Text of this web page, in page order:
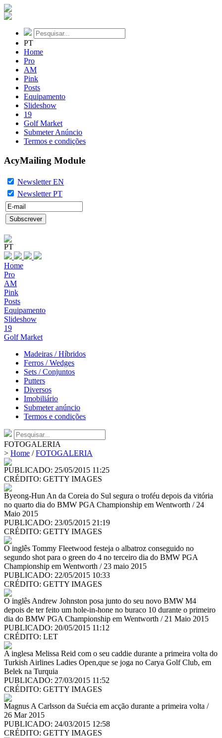
PT
Home
Pro
AM
Pink
Posts
Equipamento
Slideshow
19
Golf Market
Submeter Anúncio
Termos e condições
AcyMailing Module
Newsletter EN
Newsletter PT
PT
Home
Pro
AM
Pink
Posts
Equipamento
Slideshow
19
Golf Market
Madeiras / Híbridos
Ferros / Wedges
Sets / Conjuntos
Putters
Diversos
Imobiliário
Submeter anúncio
Termos e condições
FOTOGALERIA
> Home /FOTOGALERIA
PUBLICADO: 25/05/2015 11:25
CRÉDITO: GETTY IMAGES
Byeong-Hun An da Coreia do Sul segura o troféu depois da vitória
no quarto dia do BMW PGA Championship em Wentworth / 24
Maio 2015
PUBLICADO: 23/05/2015 21:19
CRÉDITO: GETTY IMAGES
O inglês Tommy Fleetwood festeja o albatroz conseguido no
segundo shot para o green do 4 no terceiro dia do BMW PGA
Championship em Wentworth / 23 maio 2015
PUBLICADO: 22/05/2015 10:33
CRÉDITO: GETTY IMAGES
O inglês Andrew Johnston posa junto do seu novo BMW M4
depois de ter feito um hole-in-hone no buraco 10 durante o primeiro
dia do BMW PGA Championship em Wentworth / 21 Maio 2015
PUBLICADO: 20/05/2015 11:12
CRÉDITO: LET
A inglesa Melissa Reid com o seu caddie durante a primeira volta do
Turkish Airlines Ladies Open,que se joga no Carya Golf Club, em
Belek na Turquia
PUBLICADO: 27/03/2015 11:52
CRÉDITO: GETTY IMAGES
Magnus A Carlsson da Suécia em acção durante a primeira volta /
26 Mar 2015
PUBLICADO: 24/03/2015 12:58
CRÉDITO: GETTY IMAGES